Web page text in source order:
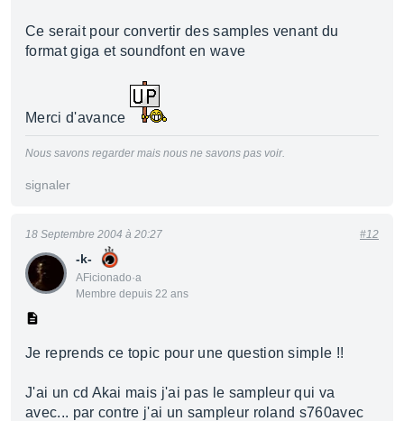
Ce serait pour convertir des samples venant du
format giga et soundfont en wave
Merci d'avance
Nous savons regarder mais nous ne savons pas voir.
signaler
-k-
AFicionado·a
Membre depuis 22 ans
18 Septembre 2004 à 20:27 #12
Je reprends ce topic pour une question simple !!
J'ai un cd Akai mais j'ai pas le sampleur qui va
avec... par contre j'ai un sampleur roland s760avec